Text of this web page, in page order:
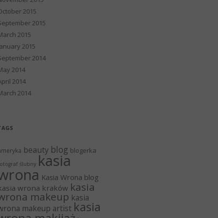
2015
2015
2015
2015
2014
2014
2014
2014
beauty blog blogerka
ślubny kasia
Kasia Wrona blog
wrona kraków kasia
makeup kasia
makeup artist kasia